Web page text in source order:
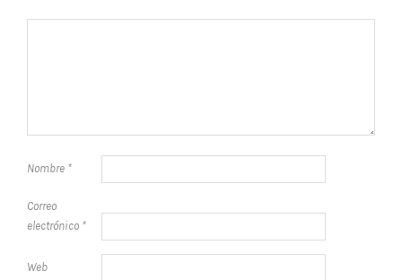
Nombre *
Correo
electrónico *
Web